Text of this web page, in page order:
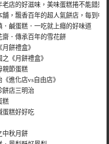
店的好滋味，美味蛋糕捲不能錯過
，飄香百年的超人氣餅店，每到中
．鹹蛋糕．一吃就上癮的好味道
齋．傳承百年的雪花餅
餅禮盒》
《月餅禮盒》
親節蛋糕
進化店vs自由店》
餅店三明治
糕
蛋糕好好吃
中秋月餅